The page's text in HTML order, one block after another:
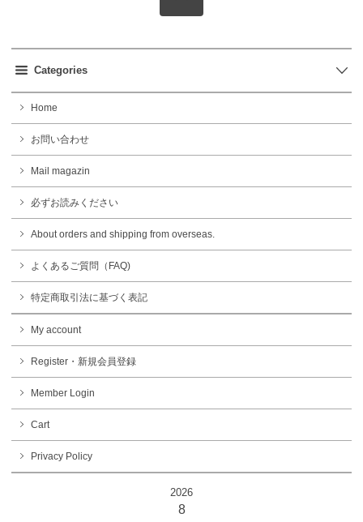
Categories
Home
お問い合わせ
Mail magazin
必ずお読みください
About orders and shipping from overseas.
よくあるご質問（FAQ)
特定商取引法に基づく表記
My account
Register・新規会員登録
Member Login
Cart
Privacy Policy
2026
8